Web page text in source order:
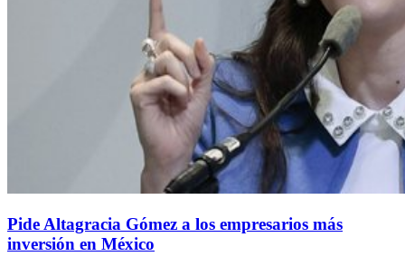
Pide Altagracia Gómez a los empresarios más
inversión en México